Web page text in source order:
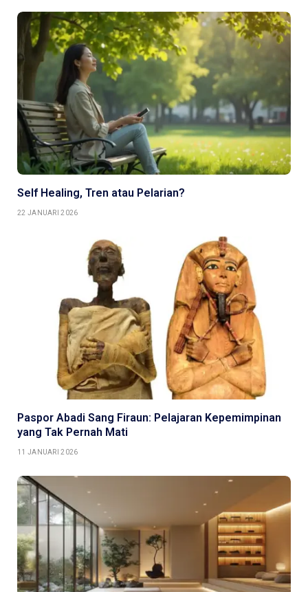
Self Healing, Tren atau Pelarian?
22 JANUARI 2026
Paspor Abadi Sang Firaun: Pelajaran Kepemimpinan
yang Tak Pernah Mati
11 JANUARI 2026